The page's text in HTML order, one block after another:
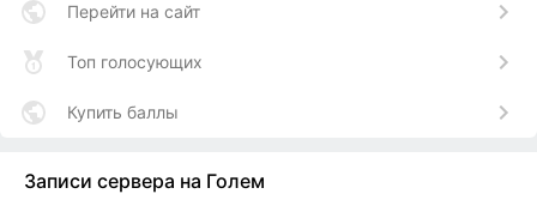
Перейти на сайт
Топ голосующих
Купить баллы
Записи сервера на Голем